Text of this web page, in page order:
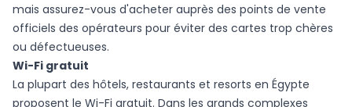
mais assurez-vous d'acheter auprès des points de vente
officiels des opérateurs pour éviter des cartes trop chères
ou défectueuses.
Wi-Fi gratuit
La plupart des hôtels, restaurants et resorts en Égypte
proposent le Wi-Fi gratuit. Dans les grands complexes